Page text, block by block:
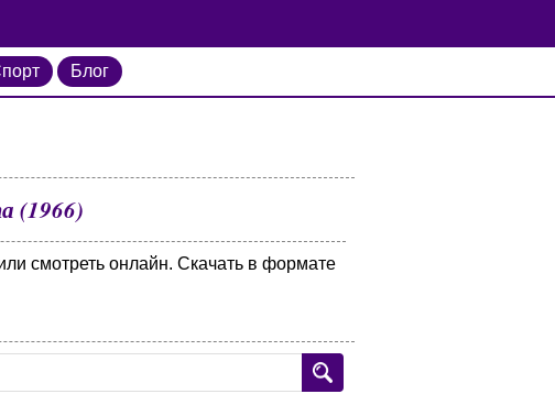
Блог
(1966)
смотреть онлайн. Скачать в формате